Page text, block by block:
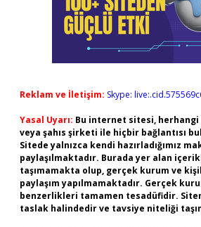
Reklam ve İletişim: Skype:
Yasal Uyarı: Bu internet sitesi,
veya şahıs şirketi ile hiçbir bağlantısı
Sitede yalnızca kendi hazırladığımız
paylaşılmaktadır. Burada yer alan
taşımamakta olup, gerçek kurum ve
paylaşım yapılmamaktadır. Gerçek
benzerlikleri tamamen tesadüfidir.
taslak halindedir ve tavsiye niteliği